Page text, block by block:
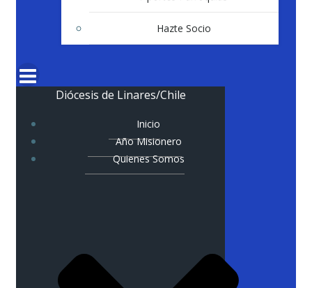
Hazte Socio
Diócesis de Linares/Chile
Inicio
Año Misionero
Quienes Somos